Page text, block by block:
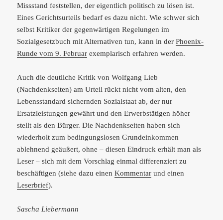
Missstand feststellen, der eigentlich politisch zu lösen ist.
Eines Gerichtsurteils bedarf es dazu nicht. Wie schwer sich
selbst Kritiker der gegenwärtigen Regelungen im
Sozialgesetzbuch mit Alternativen tun, kann in derPhoenix-
Runde vom 9. Februar exemplarisch erfahren werden.
Auch die deutliche Kritik von Wolfgang Lieb
(Nachdenkseiten) am Urteil rückt nicht vom alten, den
Lebensstandard sichernden Sozialstaat ab, der nur
Ersatzleistungen gewährt und den Erwerbstätigen höher
stellt als den Bürger. Die Nachdenkseiten haben sich
wiederholt zum bedingungslosen Grundeinkommen
ablehnend geäußert, ohne – diesen Eindruck erhält man als
Leser – sich mit dem Vorschlag einmal differenziert zu
beschäftigen (siehe dazu einenKommentar und einen
Leserbrief).
Sascha Liebermann